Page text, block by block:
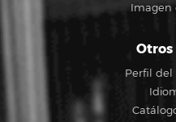
Imagen
Otros
Perfil